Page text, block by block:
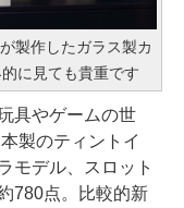
製作したガラス製カ
に見ても貴重です
具やゲームの世
製のティントイ
モデル、スロット
780点。比較的新